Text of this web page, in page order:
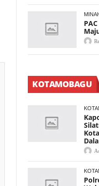
KOTAMOBAGU